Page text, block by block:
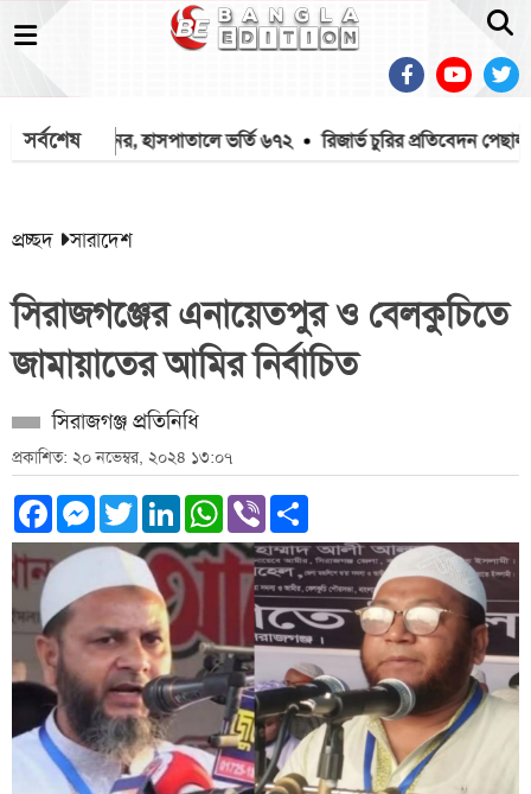
সর্বশেষ
দুই জনের, হাসপাতালে ভর্তি ৬৭২ রিজার্ভ চুরির প্রতিবেদন পেছাল
প্রচ্ছদ সারাদেশ
সিরাজগঞ্জের এনায়েতপুর ও বেলকুচিতে
জামায়াতের আমির নির্বাচিত
সিরাজগঞ্জ প্রতিনিধি
প্রকাশিত: ২০ নভেম্বর, ২০২৪ ১৩:০৭
Facebook
Messenger
TwitterLinkedInWhatsApp
Viber